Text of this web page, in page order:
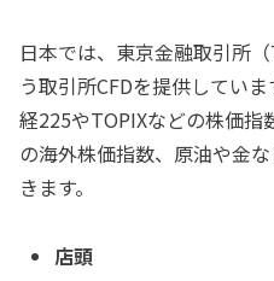
日本では、東京金融取引所
う取引所CFDを提供してい
経225やTOPIXなどの株価指
の海外株価指数、原油や金
きます。
店頭